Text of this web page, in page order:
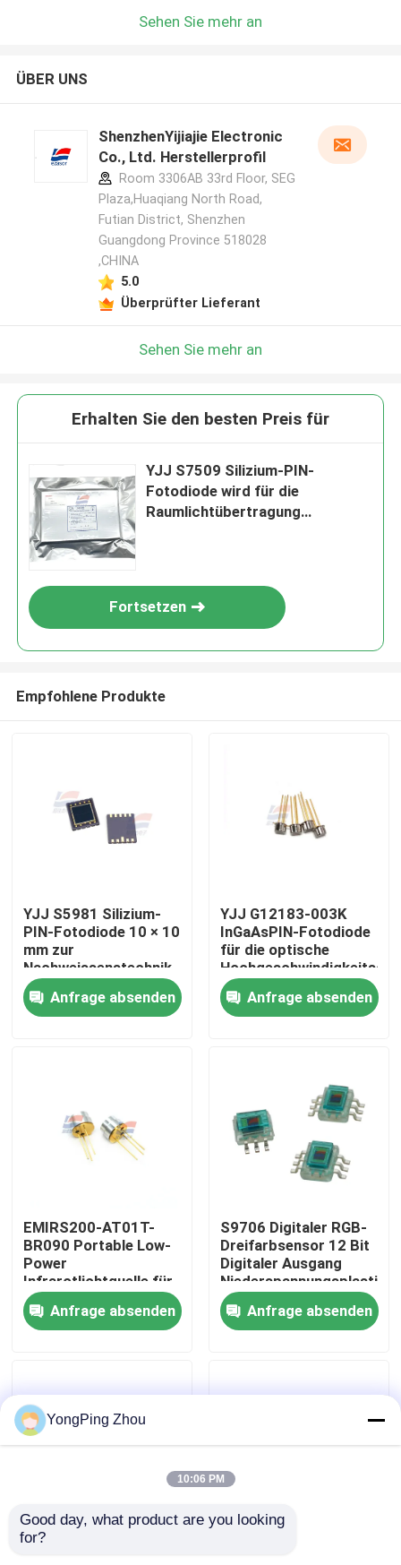
VR-Show
Werksbesichtigung
Qualitätskontrolle
Neuigkeiten
Sehen Sie mehr an
ÜBER UNS
ShenzhenYijiajie Electronic
Co., Ltd. Herstellerprofil
Room 3306AB 33rd Floor, SEG
Plaza,Huaqiang North Road,
Futian District, Shenzhen
Guangdong Province 518028
,CHINA
5.0
Überprüfter Lieferant
Sehen Sie mehr an
Erhalten Sie den besten Preis für
YJJ S7509 Silizium-PIN-
Fotodiode wird für die
Raumlichtübertragung
Fortsetzen
Empfohlene Produkte
YJJ S5981 Silizium-
PIN-Fotodiode 10 × 10
mm zur
Nachweissenstechnik
im Nahen Infrarot
Anfrage absenden
YJJ G12183-003K
InGaAsPIN-Fotodiode
für die optische
Anfrage absenden
EMIRS200-AT01T-
BR090 Portable Low-
Power
Infrarotlichtquelle für
tragbare
Gasanalysatoren
Anfrage absenden
S9706 Digitaler RGB-
Dreifarbsensor 12 Bit
Digitaler Ausgang
Niederspannungsplastik
Anfrage absenden
G12183-003K
YongPing Zhou
10:06 PM
Good day, what product are you looking
for?